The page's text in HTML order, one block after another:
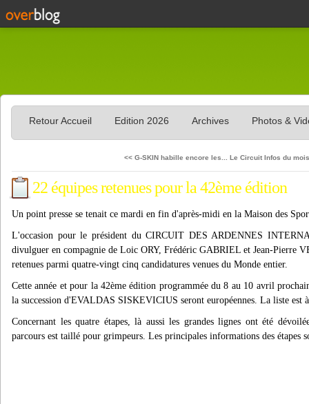
Retour Accueil Edition 2026 Archives Photos &
<< G-SKIN habille encore les... Le Circuit Infos du
22 équipes retenues pour la 42ème édition
Un point presse se tenait ce mardi en fin d'après-midi en la Maison des
L'occasion pour le président du CIRCUIT DES ARDENNES
divulguer en compagnie de Loic ORY, Frédéric GABRIEL et Jean-Pierre
retenues parmi quatre-vingt cinq candidatures venues du Monde entier.
Cette année et pour la 42ème édition programmée du 8 au 10 avril
la succession d'EVALDAS SISKEVICIUS seront européennes. La liste est
Concernant les quatre étapes, là aussi les grandes lignes ont été
parcours est taillé pour grimpeurs. Les principales informations des étapes